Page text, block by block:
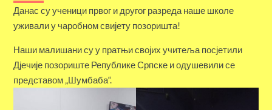
Данас су ученици првог и другог разреда наше школе
уживали у чаробном свијету позоришта!
Наши малишани су у пратњи својих учитеља посјетили
Дјечије позориште Републике Српске и одушевили се
представом „Шумбаба“.